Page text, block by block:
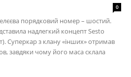
0
порядковий номер – шостий.
надлегкий концепт Sesto
Суперкар з клану «інших» отримав
завдяки чому його маса склала